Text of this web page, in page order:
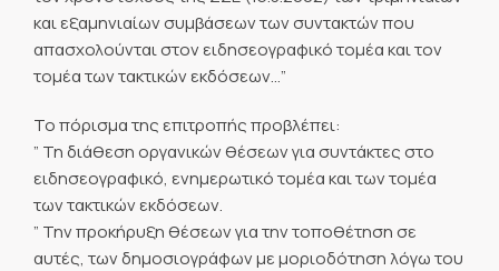
και εξαμηνιαίων συμβάσεων των συντακτών που
απασχολούνται στον ειδησεογραφικό τομέα και τον
τομέα των τακτικών εκδόσεων…”
Το πόρισμα της επιτροπής προβλέπει:
” Τη διάθεση οργανικών θέσεων για συντάκτες στο
ειδησεογραφικό, ενημερωτικό τομέα και των τομέα
των τακτικών εκδόσεων.
” Την προκήρυξη θέσεων για την τοποθέτηση σε
αυτές, των δημοσιογράφων με μοριοδότηση λόγω του